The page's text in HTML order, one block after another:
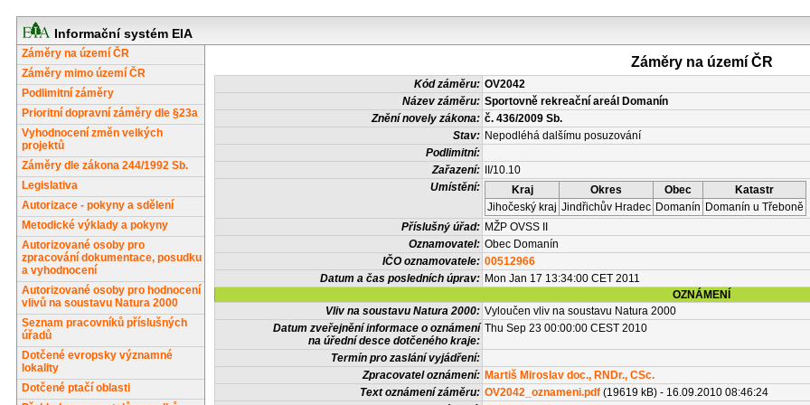
Informační systém EIA
Záměry na území ČR
Záměry mimo území ČR
Podlimitní záměry
Prioritní dopravní záměry dle §23a
Vyhodnocení změn velkých
projektů
Záměry dle zákona 244/1992 Sb.
Legislativa
Autorizace - pokyny a sdělení
Metodické výklady a pokyny
Autorizované osoby pro
zpracování dokumentace, posudku
a vyhodnocení
Autorizované osoby pro hodnocení
vlivů na soustavu Natura 2000
Seznam pracovníků příslušných
úřadů
Dotčené evropsky významné
lokality
Dotčené ptačí oblasti
Záměry na území ČR
Kód záměru: OV2042
Název záměru: Sportovně rekreační areál Domanín
Znění novely zákona: č. 436/2009 Sb.
Stav: Nepodléhá dalšímu posuzování
Podlimitní:
Zařazení:
II/10.10
Umístění:
Kraj Okres Obec
Katastr
Jihočeský kraj Jindřichův Hradec Domanín Domanín u Třeboně
Příslušný úřad: MŽP OVSS II
Oznamovatel: Obec Domanín
IČO oznamovatele: 00512966
Datum a čas posledních úprav: Mon Jan 17 13:34:00 CET 2011
OZNÁMENÍ
Vliv na soustavu Natura 2000: Vyloučen vliv na soustavu Natura 2000
Datum zveřejnění informace o oznámení
na úřední desce dotčeného kraje:
Thu Sep 23 00:00:00 CEST 2010
Termín pro zaslání vyjádření:
Zpracovatel oznámení: Martiš Miroslav doc., RNDr., CSc.
Text oznámení záměru: OV2042_oznameni.pdf (19619 kB) - 16.09.2010 08:46:24